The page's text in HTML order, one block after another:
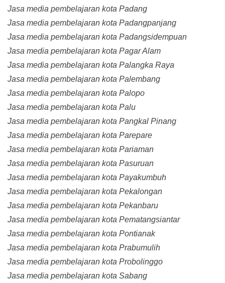
Jasa media pembelajaran kota Padang
Jasa media pembelajaran kota Padangpanjang
Jasa media pembelajaran kota Padangsidempuan
Jasa media pembelajaran kota Pagar Alam
Jasa media pembelajaran kota Palangka Raya
Jasa media pembelajaran kota Palembang
Jasa media pembelajaran kota Palopo
Jasa media pembelajaran kota Palu
Jasa media pembelajaran kota Pangkal Pinang
Jasa media pembelajaran kota Parepare
Jasa media pembelajaran kota Pariaman
Jasa media pembelajaran kota Pasuruan
Jasa media pembelajaran kota Payakumbuh
Jasa media pembelajaran kota Pekalongan
Jasa media pembelajaran kota Pekanbaru
Jasa media pembelajaran kota Pematangsiantar
Jasa media pembelajaran kota Pontianak
Jasa media pembelajaran kota Prabumulih
Jasa media pembelajaran kota Probolinggo
Jasa media pembelajaran kota Sabang